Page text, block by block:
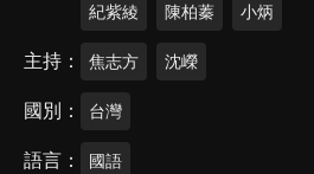
紀紫綾 陳柏蓁 小炳
主持 焦志方 沈嶸
國別 台灣
語言 國語